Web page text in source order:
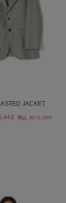
JACKET
税込 30 % OFF